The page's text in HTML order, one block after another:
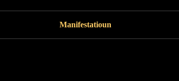
Manifestatioun